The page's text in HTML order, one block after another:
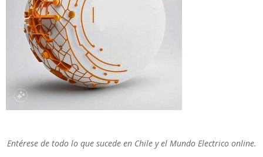
Entérese de todo lo que sucede en Chile y el Mundo Electrico online.